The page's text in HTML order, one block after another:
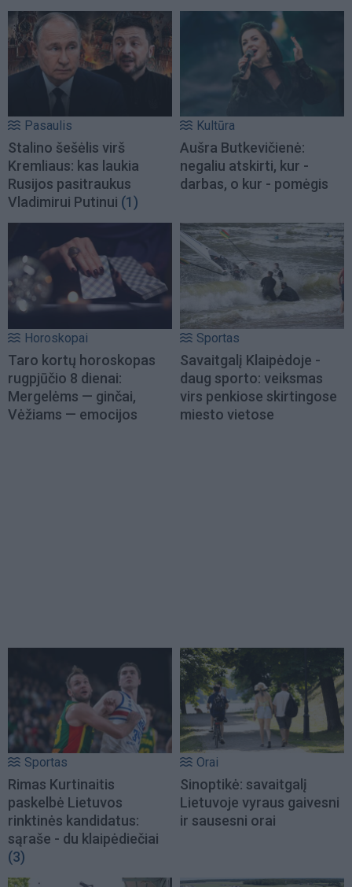
Pasaulis
Stalino šešėlis virš
Kremliaus: kas laukia
Rusijos pasitraukus
Vladimirui Putinui (1)
Kultūra
Aušra Butkevičienė:
negaliu atskirti, kur -
darbas, o kur - pomėgis
Horoskopai
Taro kortų horoskopas
rugpjūčio 8 dienai:
Mergelėms — ginčai,
Vėžiams — emocijos
Sportas
Savaitgalį Klaipėdoje -
daug sporto: veiksmas
virs penkiose skirtingose
miesto vietose
Sportas
Rimas Kurtinaitis
paskelbė Lietuvos
rinktinės kandidatus:
sąraše - du klaipėdiečiai
(3)
Orai
Sinoptikė: savaitgalį
Lietuvoje vyraus gaivesni
ir sausesni orai